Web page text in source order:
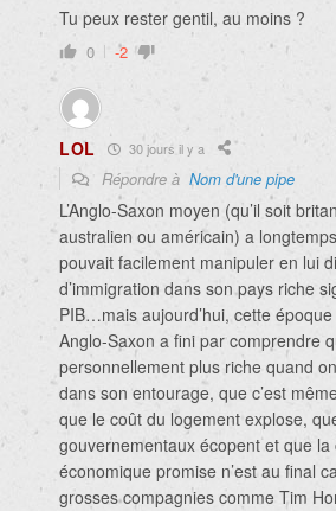
Tu peux rester gentil, au moins ?
0 -2
LOL 30 jours il y a
Répondre à Nom d'une pipe
L’Anglo-Saxon moyen (qu’il soit
australien ou américain) a
pouvait facilement manipuler en lui
d’immigration dans son pays riche
PIB…mais aujourd’hui, cette
Anglo-Saxon a fini par comprendre
personnellement plus riche quand
dans son entourage, que c’est
que le coût du logement explose,
gouvernementaux écopent et que la
économique promise n’est au final
grosses compagnies comme Tim